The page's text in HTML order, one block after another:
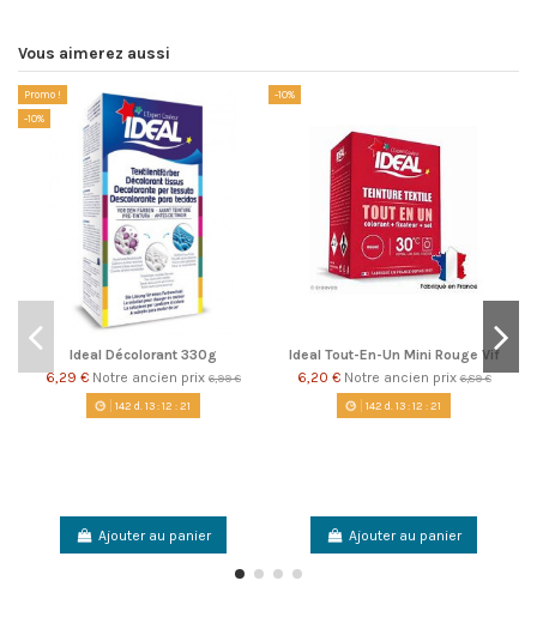
Vous aimerez aussi
Promo !
-10%
Ideal Décolorant 330g
6,29 € Notre ancien prix 6,99 €
142 d. 13:12 :20
Ajouter au panier
-10%
Ideal Tout-En-Un Mini Rouge Vif
6,20 € Notre ancien prix6,89 €
142 d. 13:12 :20
Ajouter au panier